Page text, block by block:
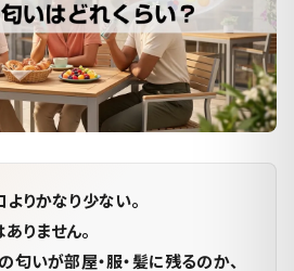
りかなり少ない。
りません。
匂いが部屋・服・髪に残るのか、